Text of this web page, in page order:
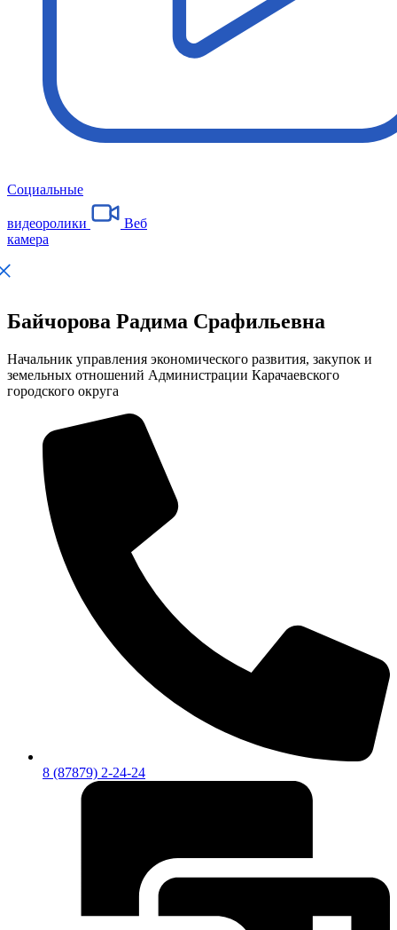
Социальные
видеоролики
Веб
камера
Байчорова Радима Срафильевна
Начальник управления экономического развития, закупок и
земельных отношений Администрации Карачаевского
городского округа
8 (87879) 2-24-24